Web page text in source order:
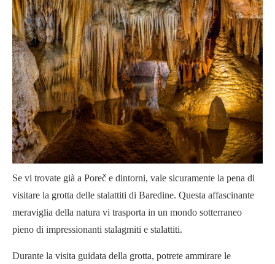
Se vi trovate già a Poreč e dintorni, vale sicuramente la pena di
visitare la grotta delle stalattiti di Baredine. Questa affascinante
meraviglia della natura vi trasporta in un mondo sotterraneo
pieno di impressionanti stalagmiti e stalattiti.
Durante la visita guidata della grotta, potrete ammirare le